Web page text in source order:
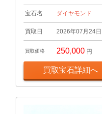
宝石名 ダイヤモンド
買取日 2026年07月24日
買取価格 250,000 円
買取宝石詳細へ